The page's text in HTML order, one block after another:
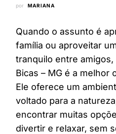
por MARIANA
Quando o assunto é
família ou aproveitar
tranquilo entre amigos,
Bicas – MG é a melhor
Ele oferece um
voltado para a
encontrar muitas
divertir e relaxar, sem